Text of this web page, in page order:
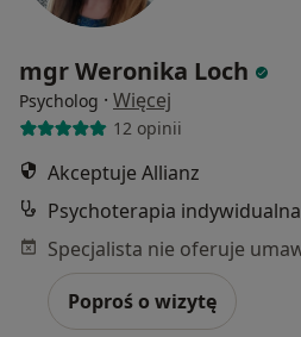
mgr Weronika Loch
Psycholog · Więcej
12 opinii
Akceptuje Allianz
Psychoterapia indywidualna
Poproś o wizytę